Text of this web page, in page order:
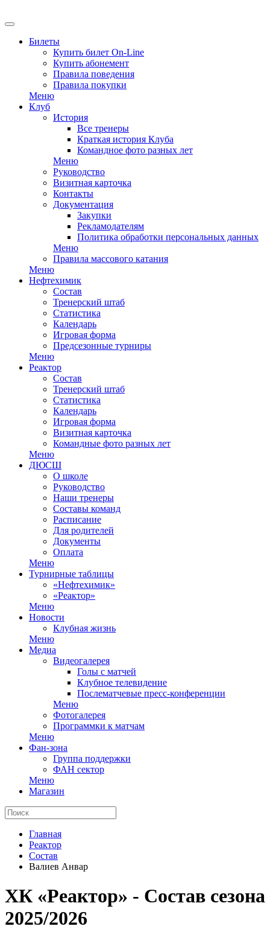
Билеты
Купить билет On-Line
Купить абонемент
Правила поведения
Правила покупки
Меню
Клуб
История
Все тренеры
Краткая история Клуба
Командное фото разных лет
Меню
Руководство
Визитная карточка
Контакты
Документация
Закупки
Рекламодателям
Политика обработки персональных данных
Меню
Правила массового катания
Меню
Нефтехимик
Состав
Тренерский штаб
Статистика
Календарь
Игровая форма
Предсезонные турниры
Меню
Реактор
Состав
Тренерский штаб
Статистика
Календарь
Игровая форма
Визитная карточка
Командные фото разных лет
Меню
ДЮСШ
О школе
Руководство
Наши тренеры
Составы команд
Расписание
Для родителей
Документы
Оплата
Меню
Турнирные таблицы
«Нефтехимик»
«Реактор»
Меню
Новости
Клубная жизнь
Меню
Медиа
Видеогалерея
Голы с матчей
Клубное телевидение
Послематчевые пресс-конференции
Меню
Фотогалерея
Программки к матчам
Меню
Фан-зона
Группа поддержки
ФАН сектор
Меню
Магазин
Главная
Реактор
Состав
Валиев Анвар
ХК «Реактор» - Cостав сезона
2025/2026